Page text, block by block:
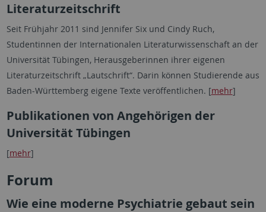
Literaturzeitschrift
Seit Frühjahr 2011 sind Jennifer Six und Cindy Ruch,
Studentinnen der Internationalen Literaturwissenschaft an der
Universität Tübingen, Herausgeberinnen ihrer eigenen
Literaturzeitschrift „Lautschrift“. Darin können Studierende aus
Baden-Württemberg eigene Texte veröffentlichen. [mehr]
Publikationen von Angehörigen der
Universität Tübingen
[mehr]
Forum
Wie eine moderne Psychiatrie gebaut sein